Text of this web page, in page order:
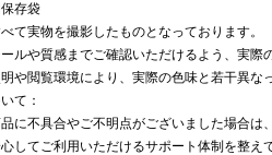
存袋
て実物を撮影したものとなっております。
ルや質感までご確認いただけるよう、実際
や閲覧環境により、実際の色味と若干異な
て：
に不具合やご不明点がございました場合は
してご利用いただけるサポート体制を整え